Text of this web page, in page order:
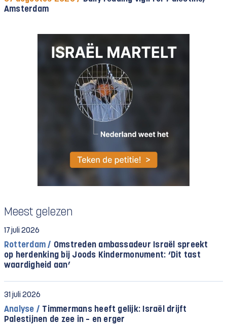
Amsterdam
Meest gelezen
17 juli 2026
Rotterdam / Omstreden ambassadeur Israël spreekt
op herdenking bij Joods Kindermonument: ‘Dit tast
waardigheid aan’
31 juli 2026
Analyse / Timmermans heeft gelijk: Israël drijft
Palestijnen de zee in – en erger